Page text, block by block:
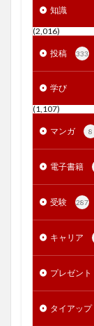
知識
(2,016)
投稿 333
学び
(1,107)
マンガ 8
電子書籍
受験 287
キャリア
プレゼント
タイアップ